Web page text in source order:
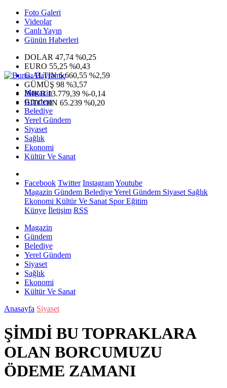
Foto Galeri
Videolar
Canlı Yayın
Günün Haberleri
DOLAR 47,74 %0,25
EURO 55,25 %0,43
G.ALTIN6.660,55 %2,59
GÜMÜŞ 98 %3,57
IMKB13.779,39 %-0,14
BITCOIN 65.239 %0,20
Magazin
Gündem
Belediye
Yerel Gündem
Siyaset
Sağlık
Ekonomi
Kültür Ve Sanat
Facebook Twitter InstagramYoutube
Magazin Gündem BelediyeYerel Gündem Siyaset Sağlık
Ekonomi Kültür Ve Sanat SporEğitim
Künye İletişim RSS
Magazin
Gündem
Belediye
Yerel Gündem
Siyaset
Sağlık
Ekonomi
Kültür Ve Sanat
Anasayfa Siyaset
ŞİMDİ BU TOPRAKLARA
OLAN BORCUMUZU
ÖDEME ZAMANI